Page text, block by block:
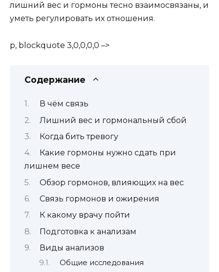
лишний вес и гормоны тесно взаимосвязаны, и
уметь регулировать их отношения.
p, blockquote 3,0,0,0,0 –>
Содержание
В чём связь
Лишний вес и гормональный сбой
Когда бить тревогу
Какие гормоны нужно сдать при
лишнем весе
Обзор гормонов, влияющих на вес
Связь гормонов и ожирения
К какому врачу пойти
Подготовка к анализам
Виды анализов
Общие исследования